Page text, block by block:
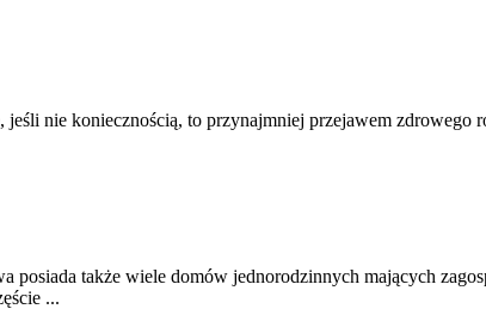
nie koniecznością, to przynajmniej przejawem
także wiele domów jednorodzinnych mających
...